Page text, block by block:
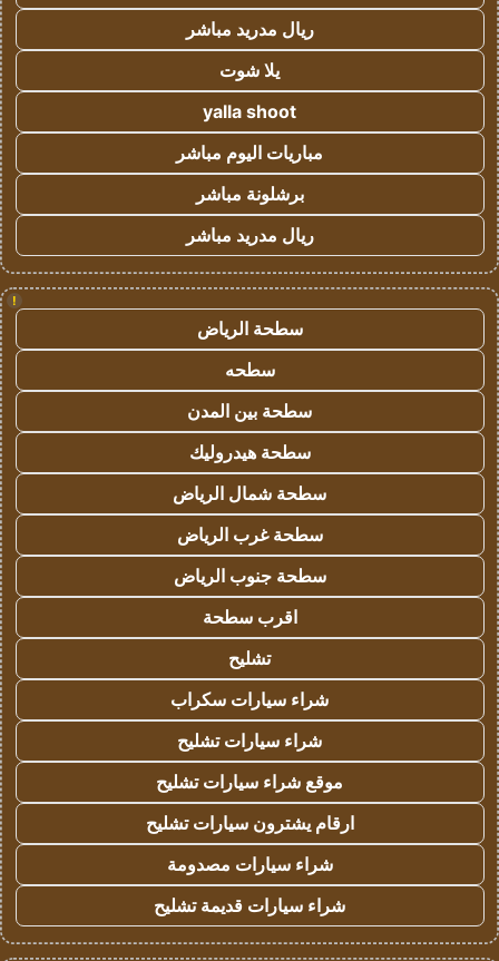
ريال مدريد مباشر
يلا شوت
yalla shoot
مباريات اليوم مباشر
برشلونة مباشر
ريال مدريد مباشر
!
سطحة الرياض
سطحه
سطحة بين المدن
سطحة هيدروليك
سطحة شمال الرياض
سطحة غرب الرياض
سطحة جنوب الرياض
اقرب سطحة
تشليح
شراء سيارات سكراب
شراء سيارات تشليح
موقع شراء سيارات تشليح
ارقام يشترون سيارات تشليح
شراء سيارات مصدومة
شراء سيارات قديمة تشليح